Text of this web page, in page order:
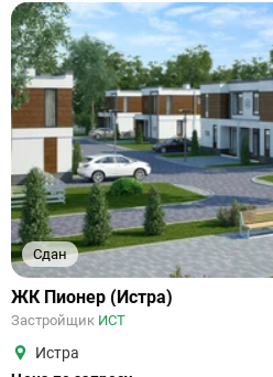
Сдан
ЖК Пионер (Истра)
Застройщик ИСТ
Истра